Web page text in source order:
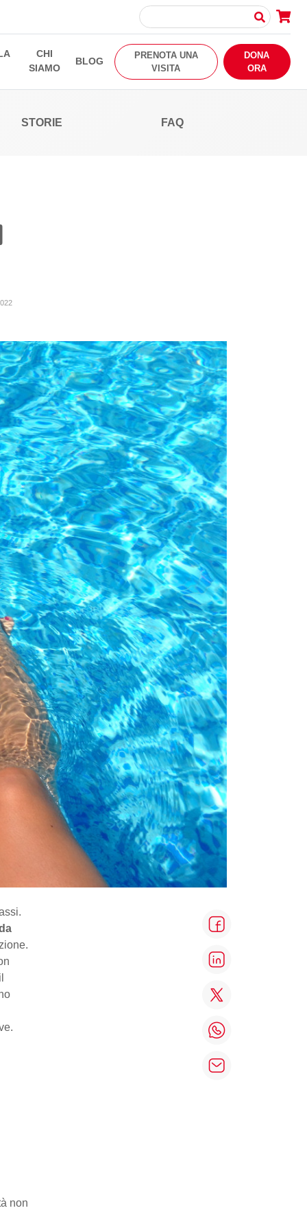
CHI
SIAMO
BLOG
PRENOTA UNA
VISITA
DONA
ORA
STORIE FAQ
non